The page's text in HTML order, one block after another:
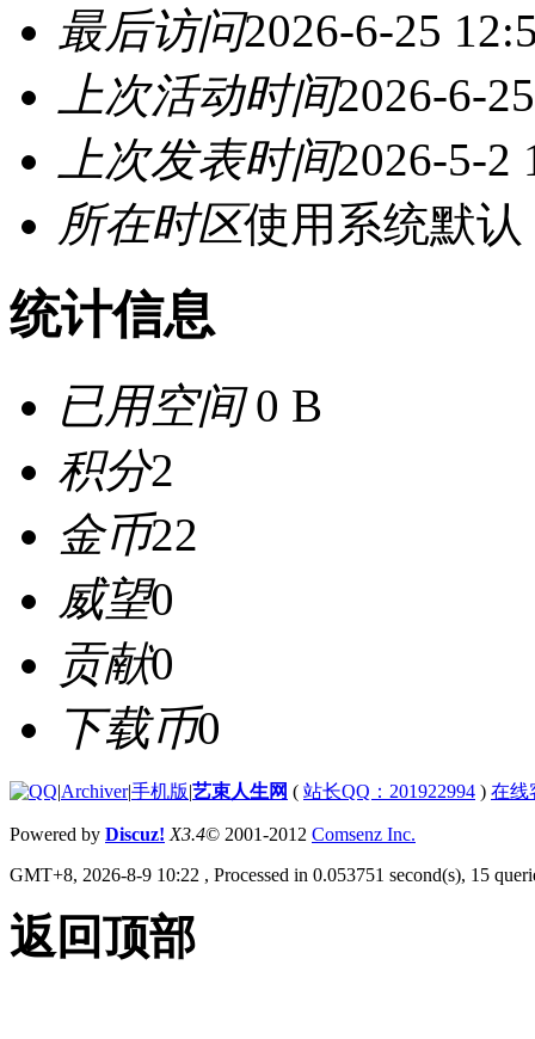
最后访问2026-6-25
上次活动时间2026-6-
上次发表时间2026-5-2
所在时区使用系统默认
统计信息
已用空间0 B
积分2
金币22
威望0
贡献0
下载币0
|Archiver|手机版|艺束人生网 ( 站长QQ：201922994 ) 在线
Powered by Discuz! X3.4© 2001-2012 Comsenz Inc.
GMT+8, 2026-8-9 10:22 , Processed in 0.053751 second(s), 15
返回顶部